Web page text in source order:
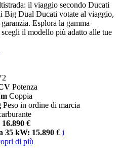
il viaggio secondo Ducati
Big Dual Ducati votate al viaggio,
Esplora la gamma
il modello più adatto alle tue
Potenza
Coppia
Peso in ordine di marcia
€
35 kW: 15.890 € i
di più